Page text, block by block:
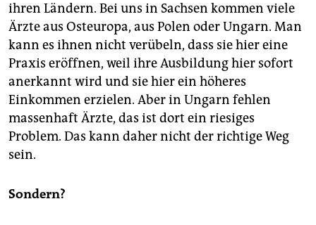
ihren Ländern. Bei uns in Sachsen kommen viele
Ärzte aus Osteuropa, aus Polen oder Ungarn. Man
kann es ihnen nicht verübeln, dass sie hier eine
Praxis eröffnen, weil ihre Ausbildung hier sofort
anerkannt wird und sie hier ein höheres
Einkommen erzielen. Aber in Ungarn fehlen
massenhaft Ärzte, das ist dort ein riesiges
Problem. Das kann daher nicht der richtige Weg
sein.
Sondern?